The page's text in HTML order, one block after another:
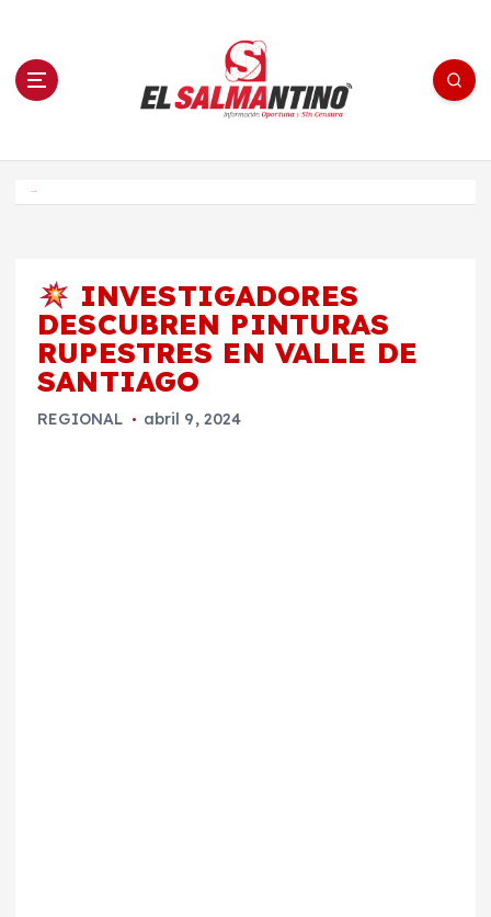
n El Salmantino - medios/noticias/editorial
INVESTIGADORES
DESCUBREN PINTURAS
RUPESTRES EN VALLE DE
SANTIAGO
REGIONAL abril 9, 2024